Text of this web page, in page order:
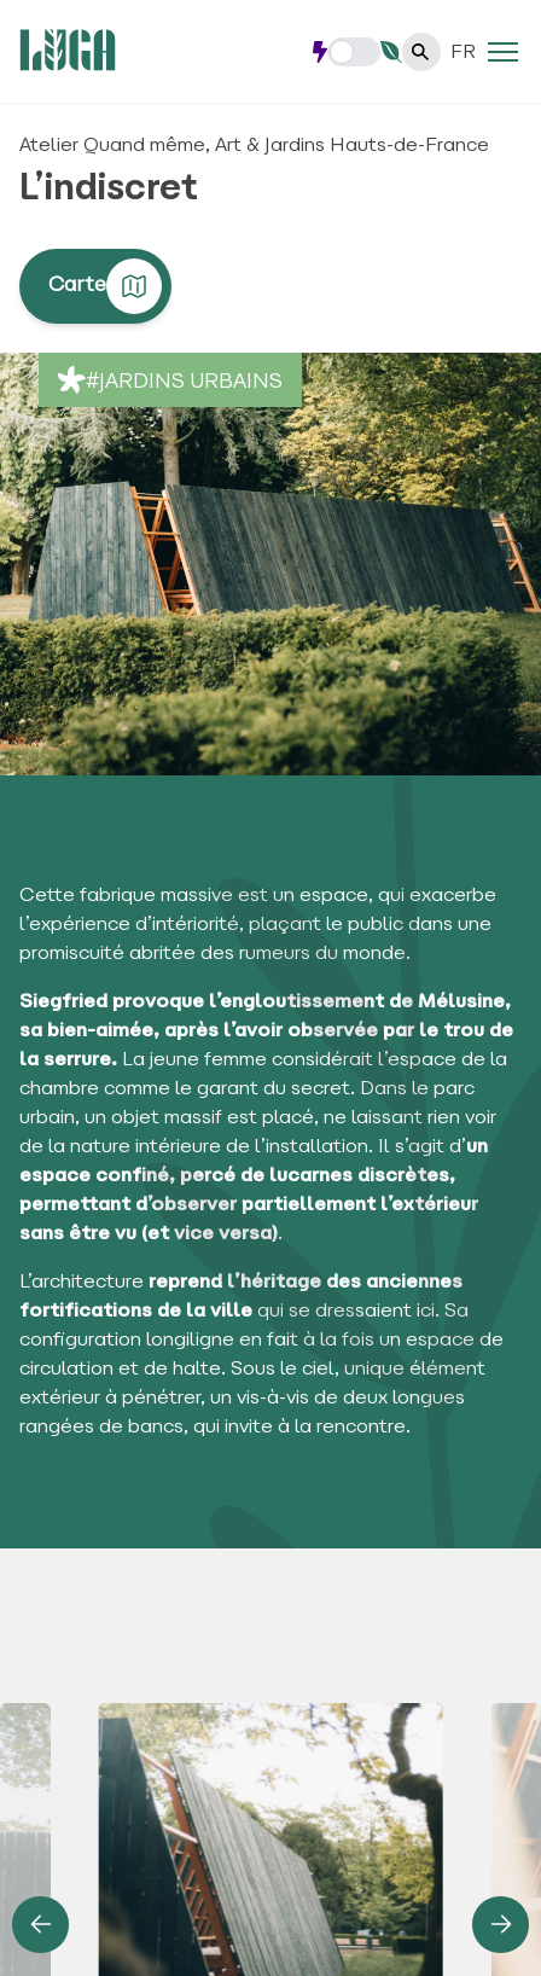
FR
#JARDINS URBAINS
Atelier Quand même, Art & Jardins Hauts-de-France
L’indiscret
Carte
Cette fabrique massive est un espace, qui exacerbe
l’expérience d’intériorité, plaçant le public dans une
promiscuité abritée des rumeurs du monde.
Siegfried provoque l’engloutissement de Mélusine,
sa bien-aimée, après l’avoir observée par le trou de
la serrure. La jeune femme considérait l’espace de la
chambre comme le garant du secret. Dans le parc
urbain, un objet massif est placé, ne laissant rien voir
de la nature intérieure de l’installation. Il s’agit d’un
espace confiné, percé de lucarnes discrètes,
permettant d’observer partiellement l’extérieur
sans être vu (et vice versa).
L’architecture reprend l’héritage des anciennes
fortifications de la ville qui se dressaient ici. Sa
configuration longiligne en fait à la fois un espace de
circulation et de halte. Sous le ciel, unique élément
extérieur à pénétrer, un vis-à-vis de deux longues
rangées de bancs, qui invite à la rencontre.